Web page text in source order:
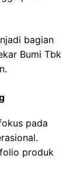
bagian
Bumi Tbk
pada
produk